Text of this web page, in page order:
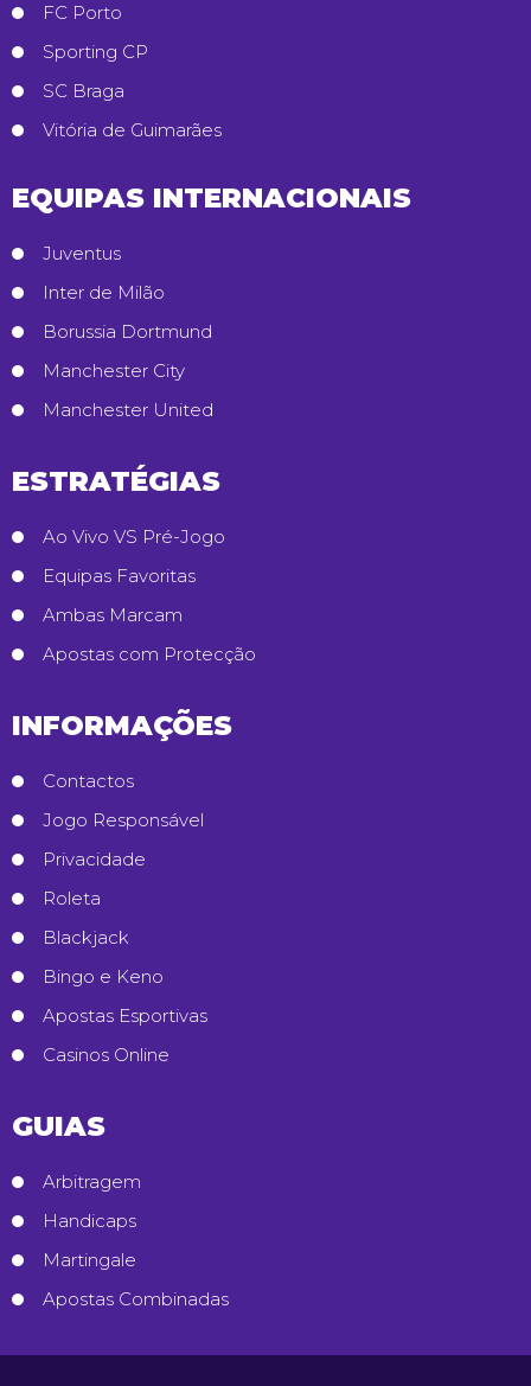
FC Porto
Sporting CP
SC Braga
Vitória de Guimarães
EQUIPAS INTERNACIONAIS
Juventus
Inter de Milão
Borussia Dortmund
Manchester City
Manchester United
ESTRATÉGIAS
Ao Vivo VS Pré-Jogo
Equipas Favoritas
Ambas Marcam
Apostas com Protecção
INFORMAÇÕES
Contactos
Jogo Responsável
Privacidade
Roleta
Blackjack
Bingo e Keno
Apostas Esportivas
Casinos Online
GUIAS
Arbitragem
Handicaps
Martingale
Apostas Combinadas